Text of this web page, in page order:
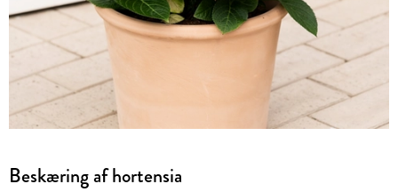
Beskæring af hortensia